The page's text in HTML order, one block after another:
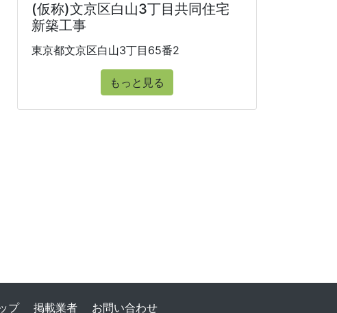
(仮称)文京区白山3丁目共同住宅
新築工事
東京都文京区白山3丁目65番2
もっと見る
プ 掲載業者 お問い合わせ